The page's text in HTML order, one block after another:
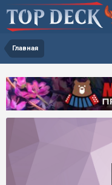
Главная